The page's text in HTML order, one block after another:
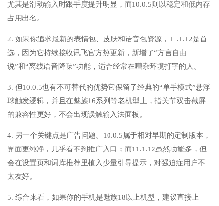
尤其是滑动输入时跟手度提升明显，而10.0.5则以稳定和低内存
占用出名。
2. 如果你追求最新的表情包、皮肤和语音包资源，11.1.12是首
选，因为它持续接收讯飞官方热更新，新增了“方言自由
说”和“离线语音降噪”功能，适合经常在嘈杂环境打字的人。
3. 但10.0.5也有不可替代的优势它保留了经典的“单手模式”悬浮
球触发逻辑，并且在魅族16系列等老机型上，指关节双击截屏
的兼容性更好，不会出现误触输入法面板。
4. 另一个关键点是广告问题。10.0.5属于相对早期的定制版本，
界面更纯净，几乎看不到推广入口；而11.1.12虽然功能多，但
会在设置页和词库推荐里植入少量引导提示，对强迫症用户不
太友好。
5. 综合来看，如果你的手机是魅族18以上机型，建议直接上